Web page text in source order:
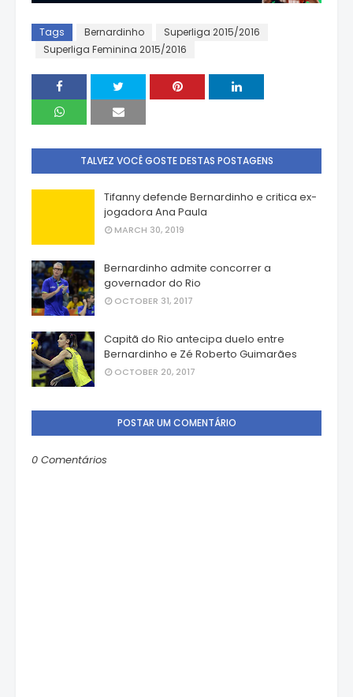
Tags Bernardinho
Superliga 2015/2016
Superliga Feminina 2015/2016
TALVEZ VOCÊ GOSTE DESTAS POSTAGENS
Tifanny defende Bernardinho e critica ex-
jogadora Ana Paula
MARCH 30, 2019
Bernardinho admite concorrer a
governador do Rio
OCTOBER 31, 2017
Capitã do Rio antecipa duelo entre
Bernardinho e Zé Roberto Guimarães
OCTOBER 20, 2017
POSTAR UM COMENTÁRIO
0 Comentários